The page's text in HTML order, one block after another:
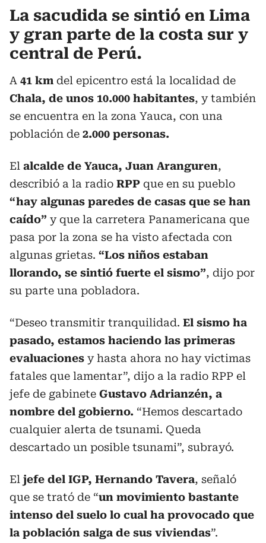
La sacudida se sintió en Lima
y gran parte de la costa sur y
central de Perú.
A 41 km del epicentro está la localidad de
Chala, de unos 10.000 habitantes, y también
se encuentra en la zona Yauca, con una
población de 2.000 personas.
El alcalde de Yauca, Juan Aranguren,
describió a la radio RPP que en su pueblo
“hay algunas paredes de casas que se han
caído” y que la carretera Panamericana que
pasa por la zona se ha visto afectada con
algunas grietas. “Los niños estaban
llorando, se sintió fuerte el sismo”, dijo por
su parte una pobladora.
“Deseo transmitir tranquilidad. El sismo ha
pasado, estamos haciendo las primeras
evaluaciones y hasta ahora no hay victimas
fatales que lamentar”, dijo a la radio RPP el
jefe de gabinete Gustavo Adrianzén, a
nombre del gobierno. “Hemos descartado
cualquier alerta de tsunami. Queda
descartado un posible tsunami”, subrayó.
El jefe del IGP, Hernando Tavera, señaló
que se trató de “un movimiento bastante
intenso del suelo lo cual ha provocado que
la población salga de sus viviendas”.